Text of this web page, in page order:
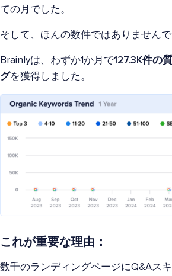
ての月でした。
そして、ほんの数件ではありませんで
Brainlyは、わずか1か月で127.3K件の
グを獲得しました。
これが重要な理由：
数千のランディングページにQ&Aス